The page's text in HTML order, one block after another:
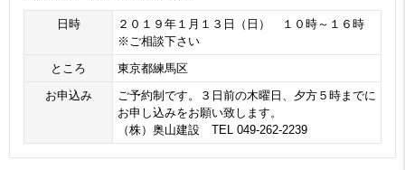
日時
２０１９年１月１３日（日） １０時～１６時
※ご相談下さい
ところ
東京都練馬区
お申込み
ご予約制です。３日前の木曜日、夕方５時までに
お申し込みをお願い致します。
（株）奥山建設 TEL 049-262-2239